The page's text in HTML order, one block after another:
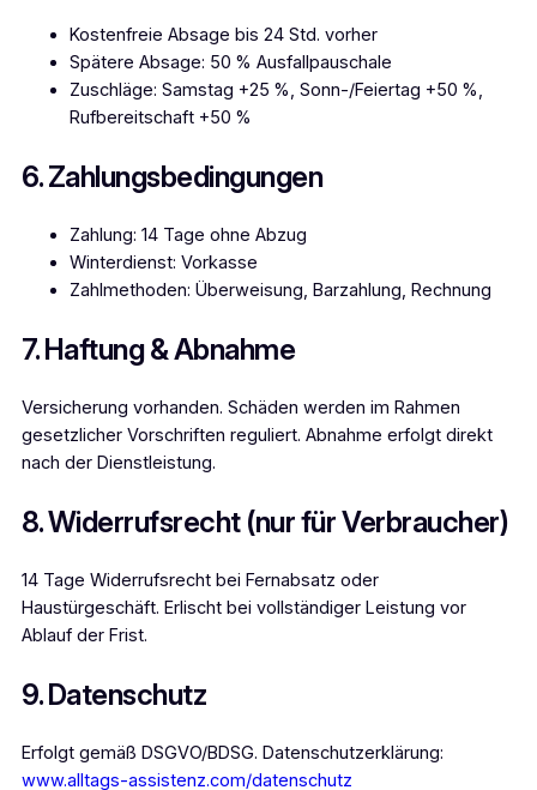
Kostenfreie Absage bis 24 Std. vorher
Spätere Absage: 50 % Ausfallpauschale
Zuschläge: Samstag +25 %, Sonn-/Feiertag +50 %,
Rufbereitschaft +50 %
6. Zahlungsbedingungen
Zahlung: 14 Tage ohne Abzug
Winterdienst: Vorkasse
Zahlmethoden: Überweisung, Barzahlung, Rechnung
7. Haftung & Abnahme
Versicherung vorhanden. Schäden werden im Rahmen
gesetzlicher Vorschriften reguliert. Abnahme erfolgt direkt
nach der Dienstleistung.
8. Widerrufsrecht (nur für Verbraucher)
14 Tage Widerrufsrecht bei Fernabsatz oder
Haustürgeschäft. Erlischt bei vollständiger Leistung vor
Ablauf der Frist.
9. Datenschutz
Erfolgt gemäß DSGVO/BDSG. Datenschutzerklärung:
www.alltags-assistenz.com/datenschutz